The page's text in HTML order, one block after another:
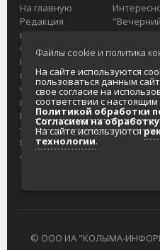
На главную
Редакция
портала
О проекте
Реклама на
портале
Отзывы и
предложения
Интернет-
услуги
Разработка
сайтов
Реклама
Главный
Колымы
Политика
Согласие
данных
© ООО ИА "КОЛЫМА-
Файлы cookie и политика
На сайте используются
пользоваться данным
свое согласие на
соответствии с
Политикой обработки
Согласием на
На сайте используются
технологии.